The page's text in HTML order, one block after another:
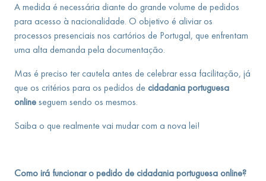
A medida é necessária diante do grande volume de pedidos
para acesso à nacionalidade. O objetivo é aliviar os
processos presenciais nos cartórios de Portugal, que enfrentam
uma alta demanda pela documentação.
Mas é preciso ter cautela antes de celebrar essa facilitação, já
que os critérios para os pedidos de cidadania portuguesa
online seguem sendo os mesmos.
Saiba o que realmente vai mudar com a nova lei!
Como irá funcionar o pedido de cidadania portuguesa online?